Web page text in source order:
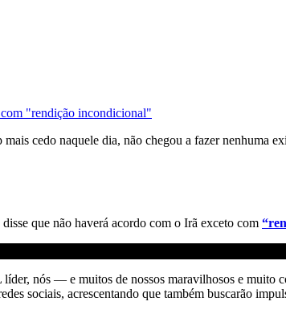
"rendição incondicional"
cedo naquele dia, não chegou a fazer nenhuma
disse que não haverá acordo com o Irã exceto com
nós — e muitos de nossos maravilhosos e muito
sociais, acrescentando que também buscarão